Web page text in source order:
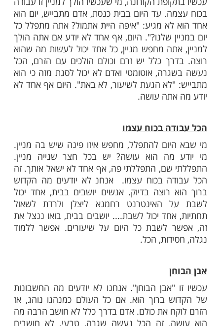
בסרטון:
הקורונה, מי שעכשיו הולך למניין זו עבודה
עד היום בבית כנסת, אדם מתבייש, יום הוא
מגיע: "איפה היית אתמול? אתה מתפלל כל
שלנו?". היום, אף אחד לא יודע אם אתה הולך
מחפש מניין, כל אחד יכול לעשות מה שהוא
כלל יש זרם וכולם הולכים עם הזרם, הכל
אוטומטי ואדם לא יכול לסגת מזה כי הוא
הגעת לשיעור, לא באת". היום אף אחד לא
בכוח עצמו
להתפלל, מחפש איזו פינה שיש בה מניין.